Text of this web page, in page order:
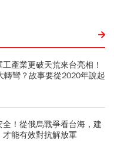
產業更破天荒來台亮相！
轉彎？故事要從2020年說起
！從俄烏戰爭看台海，建
能有效對抗解放軍